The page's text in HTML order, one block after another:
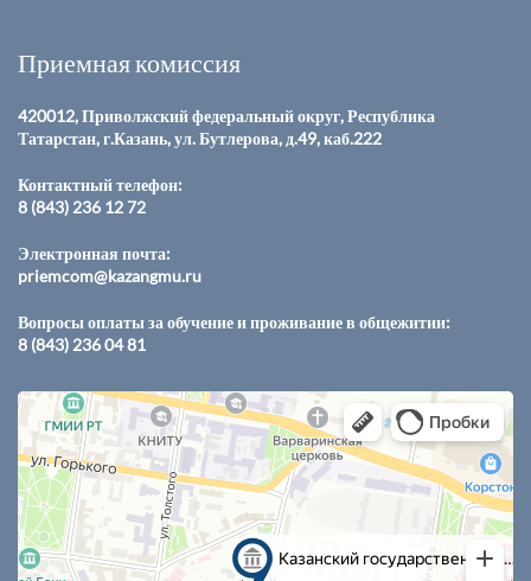
Приемная комиссия
420012, Приволжский федеральный округ, Республика
Татарстан, г.Казань, ул. Бутлерова, д.49, каб.222
Контактный телефон:
8 (843) 236 12 72
Электронная почта:
priemcom@kazangmu.ru
Вопросы оплаты за обучение и проживание в общежитии:
8 (843) 236 04 81